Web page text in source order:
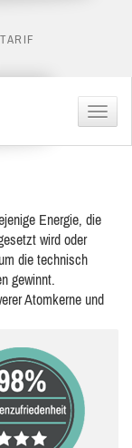
Menü
Energie, die
wird oder
die technisch
gewinnt.
Atomkerne und